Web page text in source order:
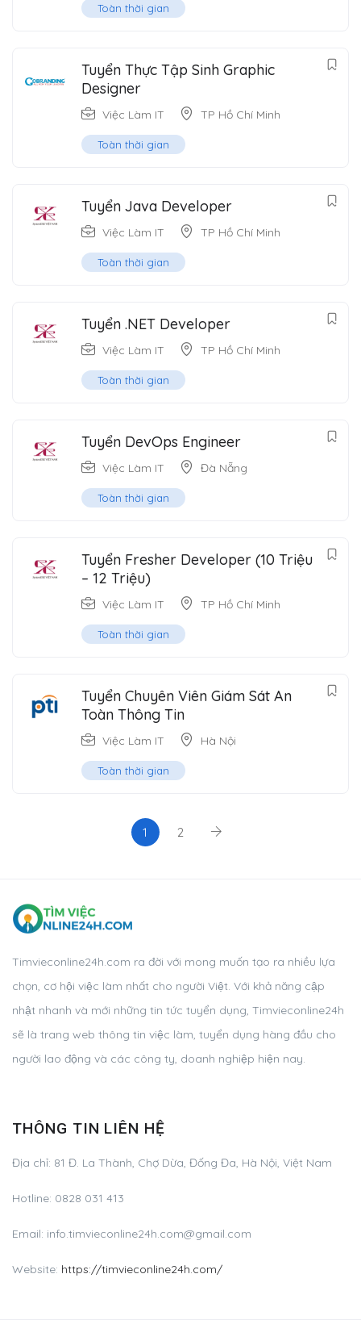
Toàn thời gian
Tuyển Thực Tập Sinh Graphic
Designer
Việc Làm IT TP Hồ Chí Minh
Toàn thời gian
Tuyển Java Developer
Việc Làm IT TP Hồ Chí Minh
Toàn thời gian
Tuyển .NET Developer
Việc Làm IT TP Hồ Chí Minh
Toàn thời gian
Tuyển DevOps Engineer
Việc Làm IT Đà Nẵng
Toàn thời gian
Tuyển Fresher Developer (10 Triệu
– 12 Triệu)
Việc Làm IT TP Hồ Chí Minh
Toàn thời gian
Tuyển Chuyên Viên Giám Sát An
Toàn Thông Tin
Việc Làm IT Hà Nội
Toàn thời gian
1 2
Timvieconline24h.com ra đời với mong muốn tạo ra nhiều lựa
chọn, cơ hội việc làm nhất cho người Việt. Với khả năng cập
nhật nhanh và mới những tin tức tuyển dụng, Timvieconline24h
sẽ là trang web thông tin việc làm, tuyển dụng hàng đầu cho
người lao động và các công ty, doanh nghiệp hiện nay.
THÔNG TIN LIÊN HỆ
Địa chỉ: 81 Đ. La Thành, Chợ Dừa, Đống Đa, Hà Nội, Việt Nam
Hotline: 0828 031 413
Email: info.timvieconline24h.com@gmail.com
Website: https://timvieconline24h.com/